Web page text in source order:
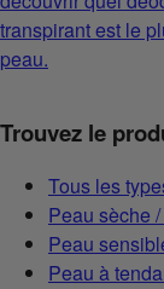
transpirant est le
peau.
Trouvez le
Tous les
Peau sèche
Peau
Peau à